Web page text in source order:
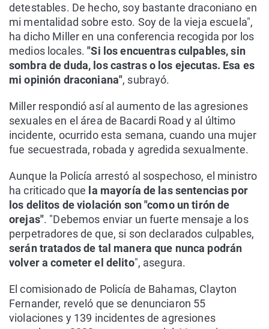
detestables. De hecho, soy bastante draconiano en
mi mentalidad sobre esto. Soy de la vieja escuela",
ha dicho Miller en una conferencia recogida por los
medios locales. "Si los encuentras culpables, sin
sombra de duda, los castras o los ejecutas. Esa es
mi opinión draconiana", subrayó.
Miller respondió así al aumento de las agresiones
sexuales en el área de Bacardi Road y al último
incidente, ocurrido esta semana, cuando una mujer
fue secuestrada, robada y agredida sexualmente.
Aunque la Policía arrestó al sospechoso, el ministro
ha criticado que la mayoría de las sentencias por
los delitos de violación son "como un tirón de
orejas". "Debemos enviar un fuerte mensaje a los
perpetradores de que, si son declarados culpables,
serán tratados de tal manera que nunca podrán
volver a cometer el delito", asegura.
El comisionado de Policía de Bahamas, Clayton
Fernander, reveló que se denunciaron 55
violaciones y 139 incidentes de agresiones